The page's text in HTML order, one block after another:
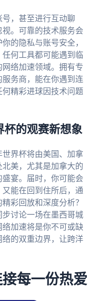
，甚至进行互动聊
。可靠的技术服务会
的隐私与账号安全，
何工具都可能遇到临
络加速领域。拥有专
务商，能在你遇到连
精彩进球因技术问题
杯的观赛新想象
界杯将由美国、加拿
美，尤其是加拿大的
宴。届时，你可能会
能在回到住所后，通
彩回放和深度分析？
讨论一场在墨西哥城
加速将是你不可或缺
的双重边界，让跨洋
每一份热爱